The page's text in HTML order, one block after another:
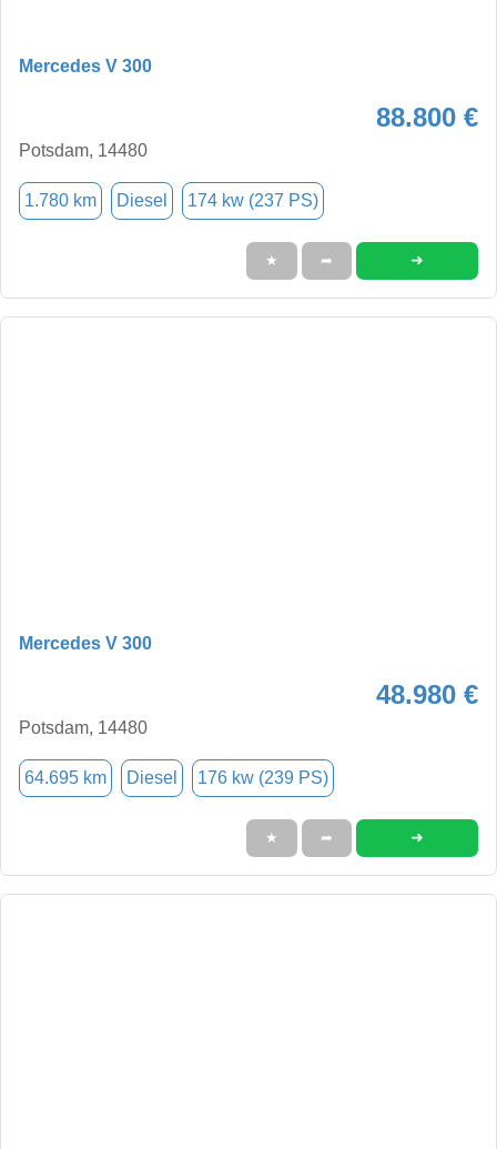
Mercedes V 300
88.800 €
Potsdam, 14480
1.780 km Diesel 174 kw (237 PS)
★ ➦ ➜
Mercedes V 300
48.980 €
Potsdam, 14480
64.695 km Diesel 176 kw (239 PS)
★ ➦ ➜